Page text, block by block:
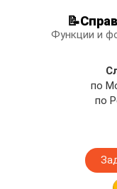
Функции и
по
по